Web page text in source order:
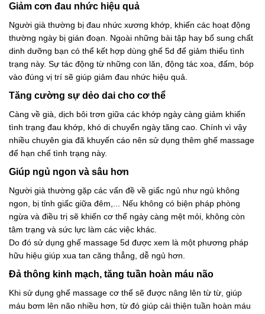
Giảm cơn đau nhức hiệu quả
Người già thường bị đau nhức xương khớp, khiến các hoạt động
thường ngày bị gián đoạn. Ngoài những bài tập hay bổ sung chất
dinh dưỡng bạn có thể kết hợp dùng ghế 5d để giảm thiểu tình
trạng này. Sự tác động từ những con lăn, động tác xoa, đấm, bóp
vào đúng vị trí sẽ giúp giảm đau nhức hiệu quả.
Tăng cường sự dẻo dai cho cơ thể
Càng về già, dịch bôi trơn giữa các khớp ngày càng giảm khiến
tình trạng đau khớp, khó di chuyển ngày tăng cao. Chính vì vậy
nhiều chuyên gia đã khuyến cáo nên sử dụng thêm ghế massage
để hạn chế tình trạng này.
Giúp ngủ ngon và sâu hơn
Người già thường gặp các vấn đề về giấc ngủ như ngủ không
ngon, bị tỉnh giấc giữa đêm,... Nếu không có biện pháp phòng
ngừa và điều trị sẽ khiến cơ thể ngày càng mệt mỏi, không còn
tâm trạng và sức lực làm các việc khác.
Do đó sử dụng ghế massage 5d được xem là một phương pháp
hữu hiệu giúp xua tan căng thẳng, dễ ngủ hơn.
Đả thông kinh mạch, tăng tuần hoàn máu não
Khi sử dụng ghế massage cơ thể sẽ được nâng lên từ từ, giúp
máu bơm lên não nhiều hơn, từ đó giúp cải thiện tuần hoàn máu